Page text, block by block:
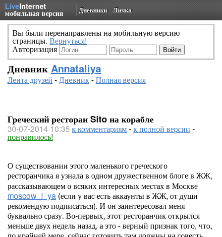
LiveInternet
мобильная версия Дневники Личка
Вы были перенаправлены на мобильную версию
страницы. Вернуться!
Авторизация
Дневник Annataliya
Лента друзей -Дневник-Полная версия
Греческий ресторан Sito на корабле
30-07-2014 10:35 к комментариям-к полной версии -
понравилось!
О существовании этого маленького греческого
ресторанчика я узнала в одном дружественном блоге в ЖЖ,
рассказывающем о всяких интересных местах в Москве
moscow_i_ya (если у вас есть аккаунты в ЖЖ, от души
рекомендую подписаться). И он заинтересовал меня
буквально сразу. Во-первых, этот ресторанчик открылся
меньше двух недель назад, а это - верный признак того, что,